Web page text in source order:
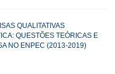
QUALITATIVAS
QUESTÕES TEÓRICAS E
NO ENPEC (2013-2019)